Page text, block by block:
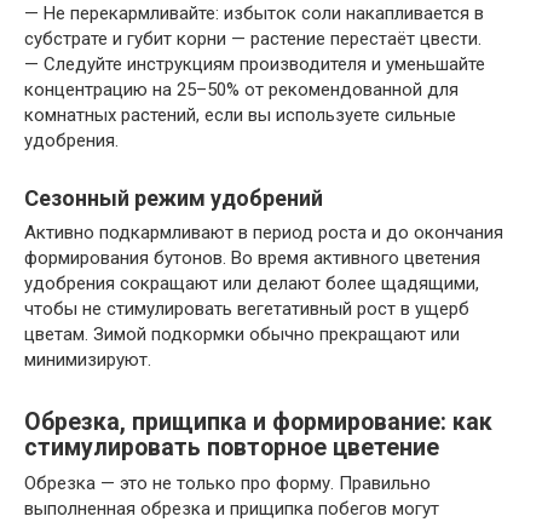
— Не перекармливайте: избыток соли накапливается в
субстрате и губит корни — растение перестаёт цвести.
— Следуйте инструкциям производителя и уменьшайте
концентрацию на 25–50% от рекомендованной для
комнатных растений, если вы используете сильные
удобрения.
Сезонный режим удобрений
Активно подкармливают в период роста и до окончания
формирования бутонов. Во время активного цветения
удобрения сокращают или делают более щадящими,
чтобы не стимулировать вегетативный рост в ущерб
цветам. Зимой подкормки обычно прекращают или
минимизируют.
Обрезка, прищипка и формирование: как
стимулировать повторное цветение
Обрезка — это не только про форму. Правильно
выполненная обрезка и прищипка побегов могут